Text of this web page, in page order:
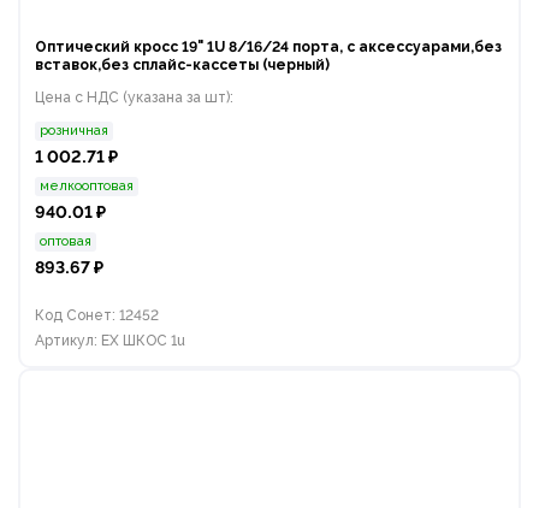
Оптический кросс 19" 1U 8/16/24 порта, с аксессуарами,без
вставок,без сплайс-кассеты (черный)
Цена с НДС (указана за шт):
розничная
1 002.71 ₽
мелкооптовая
940.01 ₽
оптовая
893.67 ₽
Код Сонет: 12452
Артикул: EX ШКОС 1u